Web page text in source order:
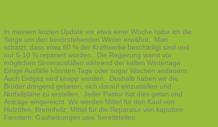
In meinem letzten Update vor etwa einer Woche habe ich die
Sorge um den bevorstehenden Winter erwähnt. Man
schätzt, dass etwa 60 % der Kraftwerke beschädigt sind und
nur 5-10 % repariert wurden. Die Regierung warnt vor
möglichen Stromausfällen während der kalten Wintertage.
Einige Ausfälle könnten Tage oder sogar Wochen andauern.
Auch Erdgas wird knapp werden. Deshalb haben wir die
Brüder dringend gebeten, sich darauf einzustellen und
Notfallpläne zu erstellen. Jeder Pastor hat dies getan und
Anträge eingereicht. Wir werden Mittel für den Kauf von
Holzöfen, Brennholz, Mittel für die Reparatur von kaputten
Fenstern, Gasheizungen usw. bereitstellen.